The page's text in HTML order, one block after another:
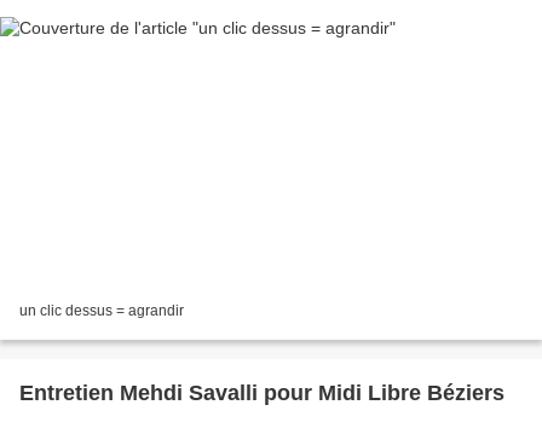
un clic dessus = agrandir
Entretien Mehdi Savalli pour Midi Libre Béziers